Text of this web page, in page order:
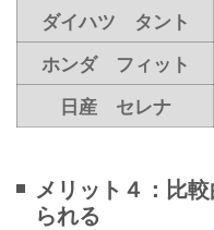
ダイハツ タント
ホンダ フィット
日産 セレナ
メリット４：比
られる